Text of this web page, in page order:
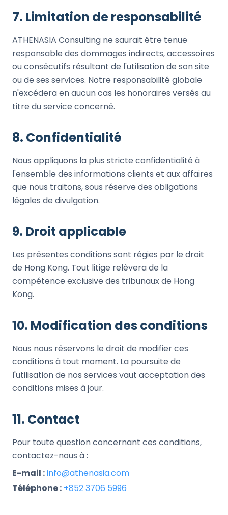
7. Limitation de responsabilité
ATHENASIA Consulting ne saurait être tenue
responsable des dommages indirects, accessoires
ou consécutifs résultant de l'utilisation de son site
ou de ses services. Notre responsabilité globale
n'excédera en aucun cas les honoraires versés au
titre du service concerné.
8. Confidentialité
Nous appliquons la plus stricte confidentialité à
l'ensemble des informations clients et aux affaires
que nous traitons, sous réserve des obligations
légales de divulgation.
9. Droit applicable
Les présentes conditions sont régies par le droit
de Hong Kong. Tout litige relèvera de la
compétence exclusive des tribunaux de Hong
Kong.
10. Modification des conditions
Nous nous réservons le droit de modifier ces
conditions à tout moment. La poursuite de
l'utilisation de nos services vaut acceptation des
conditions mises à jour.
11. Contact
Pour toute question concernant ces conditions,
contactez-nous à :
E-mail :info@athenasia.com
Téléphone : +852 3706 5996